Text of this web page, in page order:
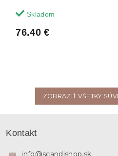
Skladom
76.40 €
ZOBRAZIŤ VŠETKY
Kontakt
info@scandishop.sk